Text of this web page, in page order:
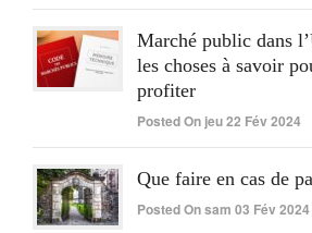
Marché public dans
les choses à savoir
profiter
Posted On jeu 22 Fév 2024
Que faire en cas de
Posted On sam 03 Fév 2024